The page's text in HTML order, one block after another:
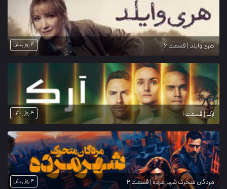
هری وایلد | قسمت 6 4 روز پیش
آرک | قسمت 1 4 روز پیش
مردگان متحرک شهر مرده | قسمت 2 4 روز پیش